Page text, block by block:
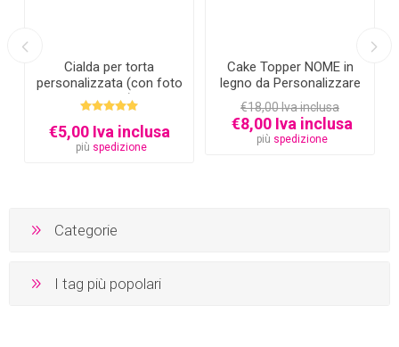
Cialda per torta
personalizzata (con foto
e testo)
€5,00 Iva inclusa
più spedizione
Cake Topper NOME in
legno da Personalizzare
€18,00 Iva inclusa
€8,00 Iva inclusa
più spedizione
Categorie
I tag più popolari